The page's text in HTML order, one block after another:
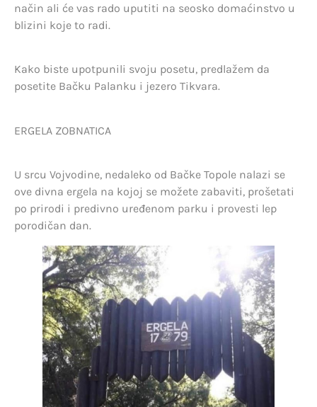
način ali će vas rado uputiti na seosko domaćinstvo u
blizini koje to radi.
Kako biste upotpunili svoju posetu, predlažem da
posetite Bačku Palanku i jezero Tikvara.
ERGELA ZOBNATICA
U srcu Vojvodine, nedaleko od Bačke Topole nalazi se
ove divna ergela na kojoj se možete zabaviti, prošetati
po prirodi i predivno uređenom parku i provesti lep
porodičan dan.